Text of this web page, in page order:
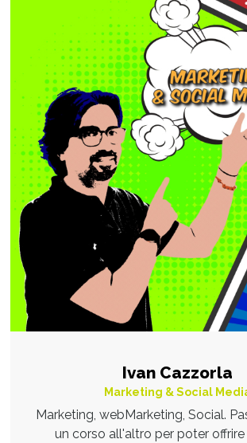
Ivan Cazzorla
Marketing & Social
Marketing, webMarketing, Social.
un corso all'altro per poter